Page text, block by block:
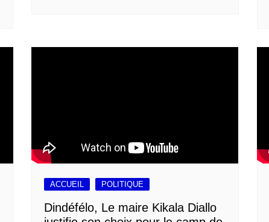
ACCUEIL POLITIQUE
Dindéfélo, Le maire Kikala Diallo